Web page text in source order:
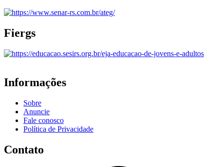
Fiergs
Informações
Sobre
Anuncie
Fale conosco
Política de Privacidade
Contato